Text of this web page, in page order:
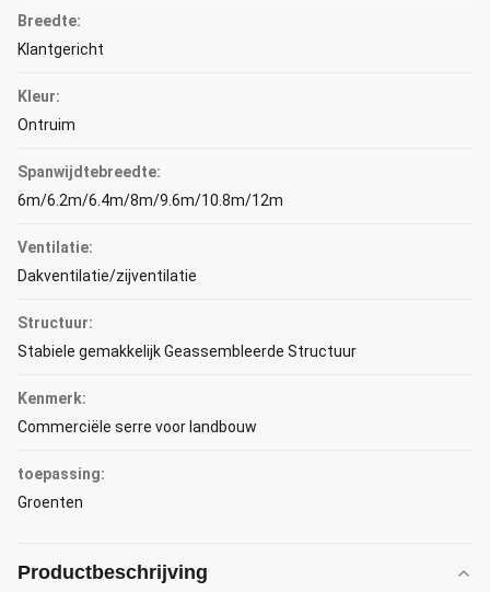
Breedte:
Klantgericht
Kleur:
Ontruim
Spanwijdtebreedte:
6m/6.2m/6.4m/8m/9.6m/10.8m/12m
Ventilatie:
Dakventilatie/zijventilatie
Structuur:
Stabiele gemakkelijk Geassembleerde Structuur
Kenmerk:
Commerciële serre voor landbouw
toepassing:
Groenten
Productbeschrijving